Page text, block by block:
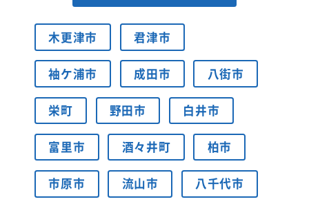
木更津市 君津市
袖ケ浦市 成田市 八街市
栄町 野田市 白井市
富里市 酒々井町 柏市
市原市 流山市 八千代市